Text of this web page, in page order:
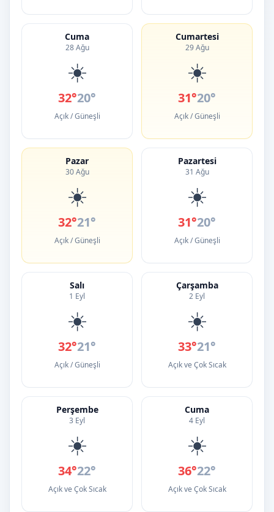
Cuma
28 Ağu
☀️
32°20°
Açık / Güneşli
Cumartesi
29 Ağu
☀️
31°20°
Açık / Güneşli
Pazar
30 Ağu
☀️
32°21°
Açık / Güneşli
Pazartesi
31 Ağu
☀️
31°20°
Açık / Güneşli
Salı
1 Eyl
☀️
32°21°
Açık / Güneşli
Çarşamba
2 Eyl
☀️
33°21°
Açık ve Çok Sıcak
Perşembe
3 Eyl
☀️
34°22°
Açık ve Çok Sıcak
Cuma
4 Eyl
☀️
36°22°
Açık ve Çok Sıcak